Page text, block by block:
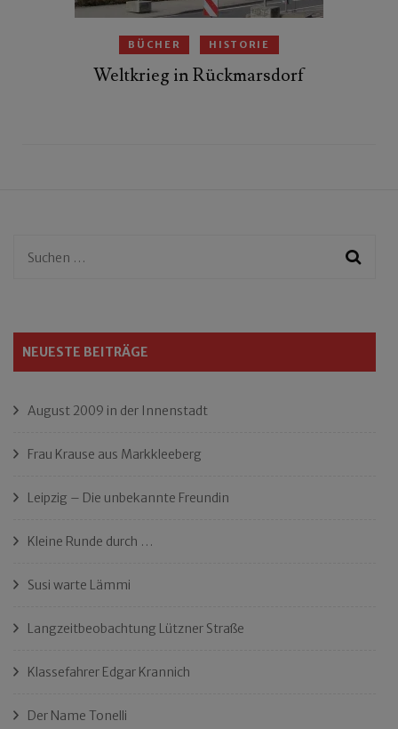
BÜCHER HISTORIE
Weltkrieg in Rückmarsdorf
Suchen
NEUESTE BEITRÄGE
August 2009 in der Innenstadt
Frau Krause aus Markkleeberg
Leipzig – Die unbekannte Freundin
Kleine Runde durch …
Susi warte Lämmi
Langzeitbeobachtung Lützner Straße
Klassefahrer Edgar Krannich
Der Name Tonelli